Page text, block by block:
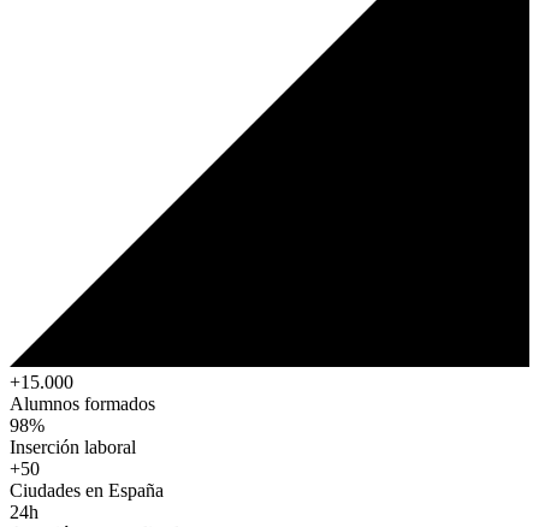
+15.000
Alumnos formados
98%
Inserción laboral
+50
Ciudades en España
24h